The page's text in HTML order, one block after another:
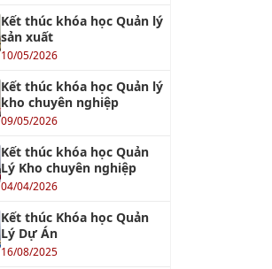
Kết thúc khóa học Quản lý
sản xuất
10/05/2026
Kết thúc khóa học Quản lý
kho chuyên nghiệp
09/05/2026
Kết thúc khóa học Quản
Lý Kho chuyên nghiệp
04/04/2026
Kết thúc Khóa học Quản
Lý Dự Án
16/08/2025